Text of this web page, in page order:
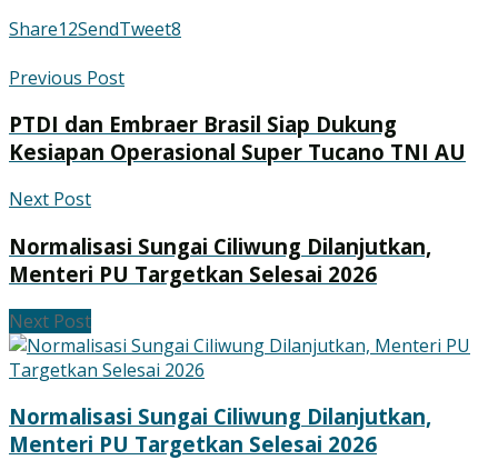
Share12SendTweet8
Previous Post
PTDI dan Embraer Brasil Siap Dukung
Kesiapan Operasional Super Tucano TNI AU
Next Post
Normalisasi Sungai Ciliwung Dilanjutkan,
Menteri PU Targetkan Selesai 2026
Next Post
Normalisasi Sungai Ciliwung Dilanjutkan,
Menteri PU Targetkan Selesai 2026